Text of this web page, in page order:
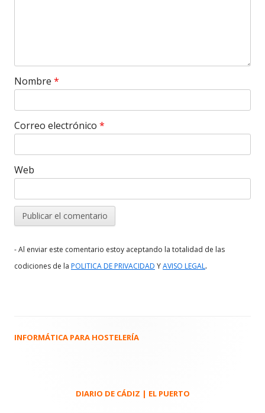
Nombre *
Correo electrónico *
Web
- Al enviar este comentario estoy aceptando la totalidad de las
codiciones de la POLITICA DE PRIVACIDAD YAVISO LEGAL.
Barra
principal
INFORMÁTICA PARA HOSTELERÍA
DIARIO DE CÁDIZ | EL PUERTO